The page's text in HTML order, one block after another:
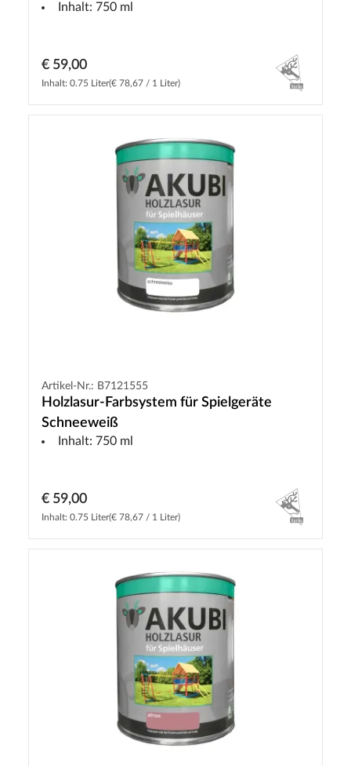
Inhalt: 750 ml
€ 59,00
Inhalt: 0.75 Liter(€ 78,67 / 1 Liter)
Artikel-Nr.: B7121555
Holzlasur-Farbsystem für Spielgeräte
Schneeweiß
Inhalt: 750 ml
€ 59,00
Inhalt: 0.75 Liter(€ 78,67 / 1 Liter)